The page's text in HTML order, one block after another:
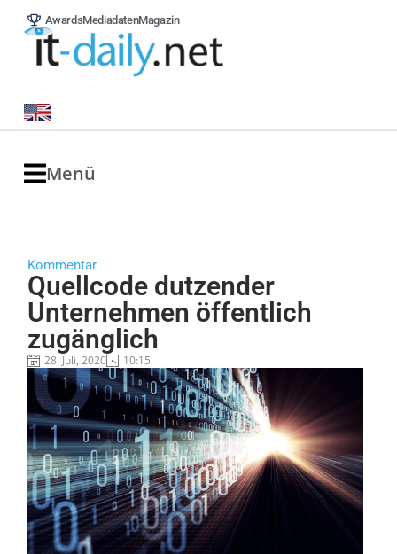
AwardsMediadatenMagazin
Menü
Kommentar
Quellcode dutzender
Unternehmen öffentlich
zugänglich
28. Juli, 2020 10:15